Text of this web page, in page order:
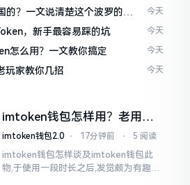
的？一文说清楚这个波罗的海
今天
，新手最容易踩的坑 今天
怎么用？一文教你搞定 今天
玩家教你几招 今天
imtoken钱包怎样用？老用户
掏心窝说几句
imtoken钱包2.0 ⋅ 17分钟前 ⋅ 5 阅读
imtoken钱包怎样谈及imtoken钱包此
物,于使用一段时长之后,发觉颇为有趣玩